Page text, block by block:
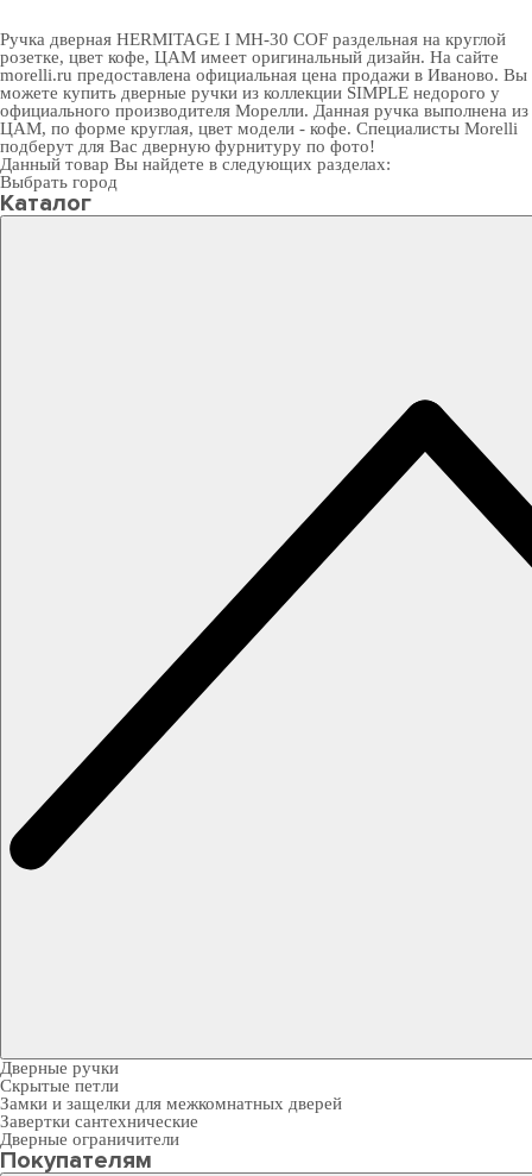
Ручка дверная HERMITAGE I MH-30 COF раздельная на круглой
розетке, цвет кофе, ЦАМ имеет оригинальный дизайн. На сайте
morelli.ru предоставлена официальная цена продажи в Иваново. Вы
можете купить дверные ручки из коллекции SIMPLE недорого у
официального производителя Морелли. Данная ручка выполнена из
ЦАМ, по форме круглая, цвет модели - кофе. Специалисты Morelli
подберут для Вас дверную фурнитуру по фото!
Данный товар Вы найдете в следующих разделах:
Выбрать город
Каталог
Дверные ручки
Скрытые петли
Замки и защелки для межкомнатных дверей
Завертки сантехнические
Дверные ограничители
Покупателям